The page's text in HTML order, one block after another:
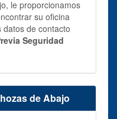
le proporcionamos
su oficina
datos de contacto
Seguridad
de Abajo